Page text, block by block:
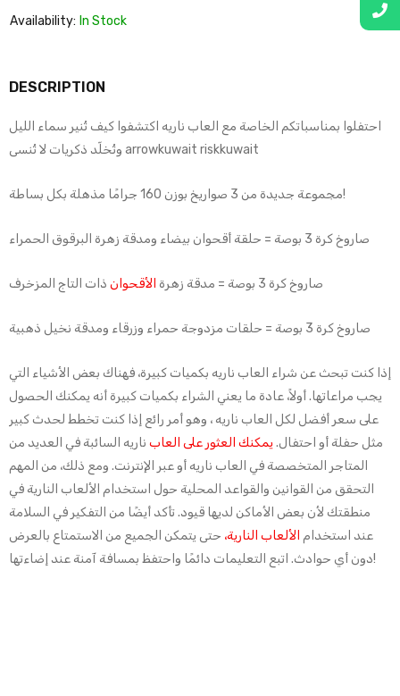
Availability: In Stock
DESCRIPTION
احتفلوا بمناسباتكم الخاصة مع العاب ناريه اكتشفوا كيف تُنير سماء الليل
وتُخلّد ذكريات لا تُنسى arrowkuwait riskkuwait
مجموعة جديدة من 3 صواريخ بوزن 160 جرامًا مذهلة بكل بساطة!
صاروخ كرة 3 بوصة = حلقة أقحوان بيضاء ومدقة زهرة البرقوق الحمراء
صاروخ كرة 3 بوصة = مدقة زهرة الأقحوان ذات التاج المزخرف
صاروخ كرة 3 بوصة = حلقات مزدوجة حمراء وزرقاء ومدقة نخيل ذهبية
إذا كنت تبحث عن شراء العاب ناريه بكميات كبيرة، فهناك بعض الأشياء التي
يجب مراعاتها. أولاً، عادة ما يعني الشراء بكميات كبيرة أنه يمكنك الحصول
على سعر أفضل لكل العاب ناريه ، وهو أمر رائع إذا كنت تخطط لحدث كبير
مثل حفلة أو احتفال. يمكنك العثور على العاب ناريه السائبة في العديد من
المتاجر المتخصصة في العاب ناريه أو عبر الإنترنت. ومع ذلك، من المهم
التحقق من القوانين والقواعد المحلية حول استخدام الألعاب النارية في
منطقتك لأن بعض الأماكن لديها قيود. تأكد أيضًا من التفكير في السلامة
عند استخدام الألعاب النارية، حتى يتمكن الجميع من الاستمتاع بالعرض
دون أي حوادث. اتبع التعليمات دائمًا واحتفظ بمسافة آمنة عند إضاءتها!